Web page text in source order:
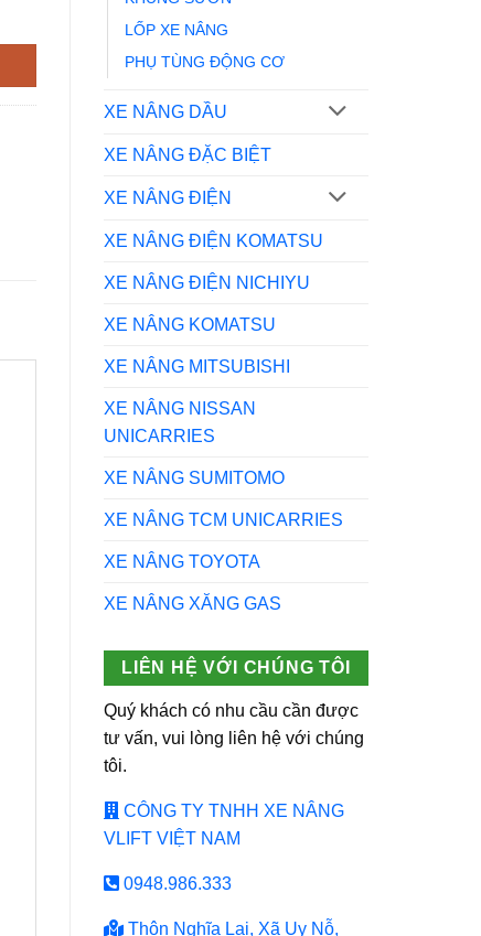
LỐP XE NÂNG
PHỤ TÙNG ĐỘNG CƠ
XE NÂNG DẦU
XE NÂNG ĐẶC BIỆT
XE NÂNG ĐIỆN
XE NÂNG ĐIỆN KOMATSU
XE NÂNG ĐIỆN NICHIYU
XE NÂNG KOMATSU
XE NÂNG MITSUBISHI
XE NÂNG NISSAN
UNICARRIES
XE NÂNG SUMITOMO
XE NÂNG TCM UNICARRIES
XE NÂNG TOYOTA
XE NÂNG XĂNG GAS
LIÊN HỆ VỚI CHÚNG TÔI
Quý khách có nhu cầu cần được
tư vấn, vui lòng liên hệ với chúng
tôi.
CÔNG TY TNHH XE NÂNG
VLIFT VIỆT NAM
0948.986.333
Thôn Nghĩa Lại, Xã Uy Nỗ,